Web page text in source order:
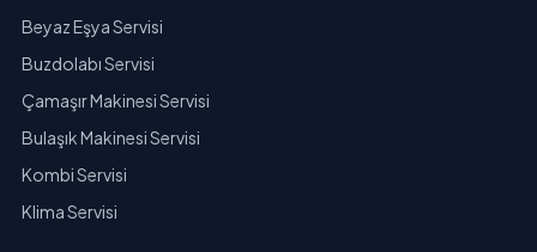
Beyaz Eşya Servisi
Buzdolabı Servisi
Çamaşır Makinesi Servisi
Bulaşık Makinesi Servisi
Kombi Servisi
Klima Servisi